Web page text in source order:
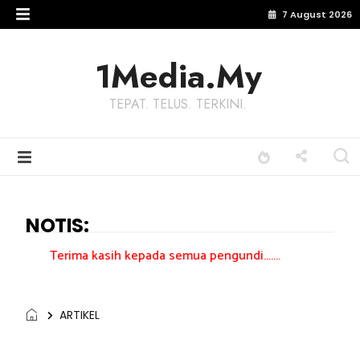
7 August 2026
1Media.My
TEPAT. TELUS. TERKINI.
NOTIS:
kasih kepada semua pengundi.......
ARTIKEL